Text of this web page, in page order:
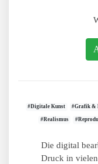
#Digitale Kunst #Grafik &
#Realismus
Die digital
Druck in